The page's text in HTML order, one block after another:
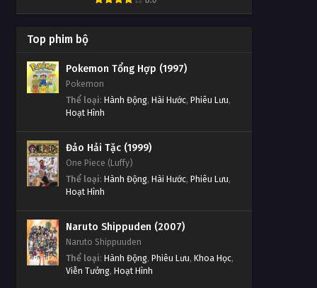
Thử Thách Thần Tượng Tập
Thử Thách Thần Tượng Tập
Tập 713
Tập Tập 713
Tập 712
Tập Tập 712
Tập Tập 711
Thử Thách Thần Tượng Tập
Thử Thách Thần Tượng Tập
Thử Thách Thần Tượng Tập
647
Tập 647
Thử Thách Thần Tượng Tập
646
Tập 646
645
Tập 645
Thử Thách Thần Tượng Tập
Top phim bộ
Pokemon Tổng Hợp (1997)
Pokemon
Thể loại: Hành Động, Hài Hước, Phiêu Lưu,
Hoạt Hình
Đảo Hải Tặc (1999)
One Piece (Luffy)
Thể loại: Hành Động, Hài Hước, Phiêu Lưu,
Hoạt Hình
Naruto Shippuden (2007)
Naruto Shippuuden
Thể loại: Hành Động, Phiêu Lưu, Khoa Học,
Viễn Tưởng, Hoạt Hình